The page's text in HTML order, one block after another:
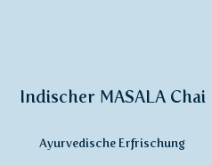
Indischer MASALA Chai
Ayurvedische Erfrischung